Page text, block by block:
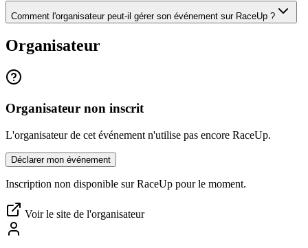
Comment l'organisateur peut-il gérer son événement sur RaceUp ?
Organisateur
Organisateur non inscrit
L'organisateur de cet événement n'utilise pas encore RaceUp.
Déclarer mon événement
Inscription non disponible sur RaceUp pour le moment.
Voir le site de l'organisateur